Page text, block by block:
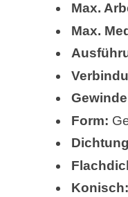
Max.
Max.
Form: